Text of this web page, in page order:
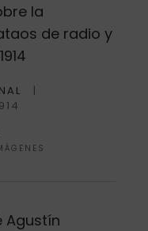
la
de radio y
Agustín